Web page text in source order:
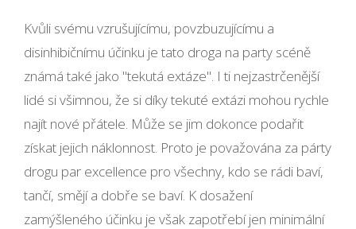
Kvůli svému vzrušujícímu, povzbuzujícímu a
disinhibičnímu účinku je tato droga na party scéně
známá také jako "tekutá extáze". I ti nejzastrčenější
lidé si všimnou, že si díky tekuté extázi mohou rychle
najít nové přátele. Může se jim dokonce podařit
získat jejich náklonnost. Proto je považována za párty
drogu par excellence pro všechny, kdo se rádi baví,
tančí, smějí a dobře se baví. K dosažení
zamýšleného účinku je však zapotřebí jen minimální